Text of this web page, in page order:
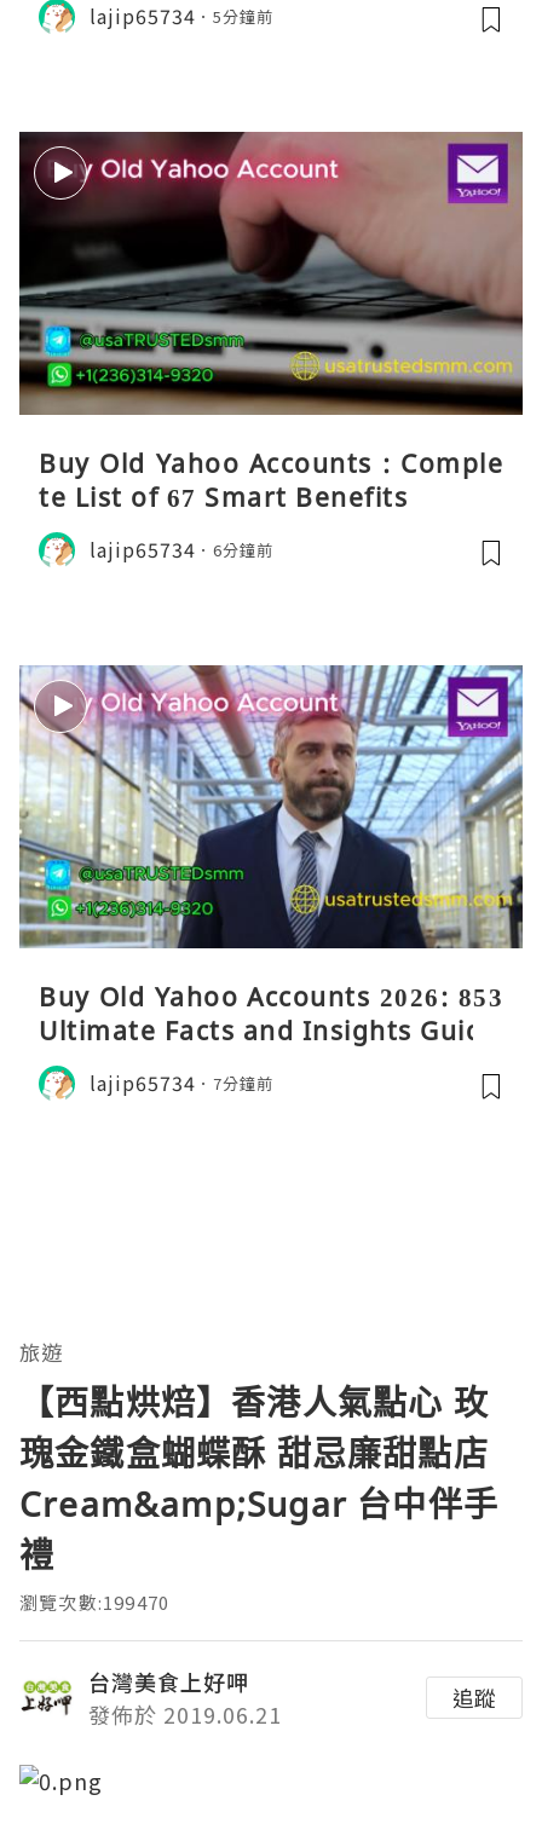
lajip65734 5分鐘前
Buy Old Yahoo Accounts : Comple
te List of 67 Smart Benefits
lajip65734 6分鐘前
Buy Old Yahoo Accounts 2026: 853
Ultimate Facts and Insights Guide
lajip65734 7分鐘前
旅遊
【西點烘焙】香港人氣點心 玫
瑰金鐵盒蝴蝶酥 甜忌廉甜點店
Cream&amp;Sugar 台中伴手
禮
瀏覽次數:199470
台灣美食上好呷
發佈於 2019.06.21
追蹤